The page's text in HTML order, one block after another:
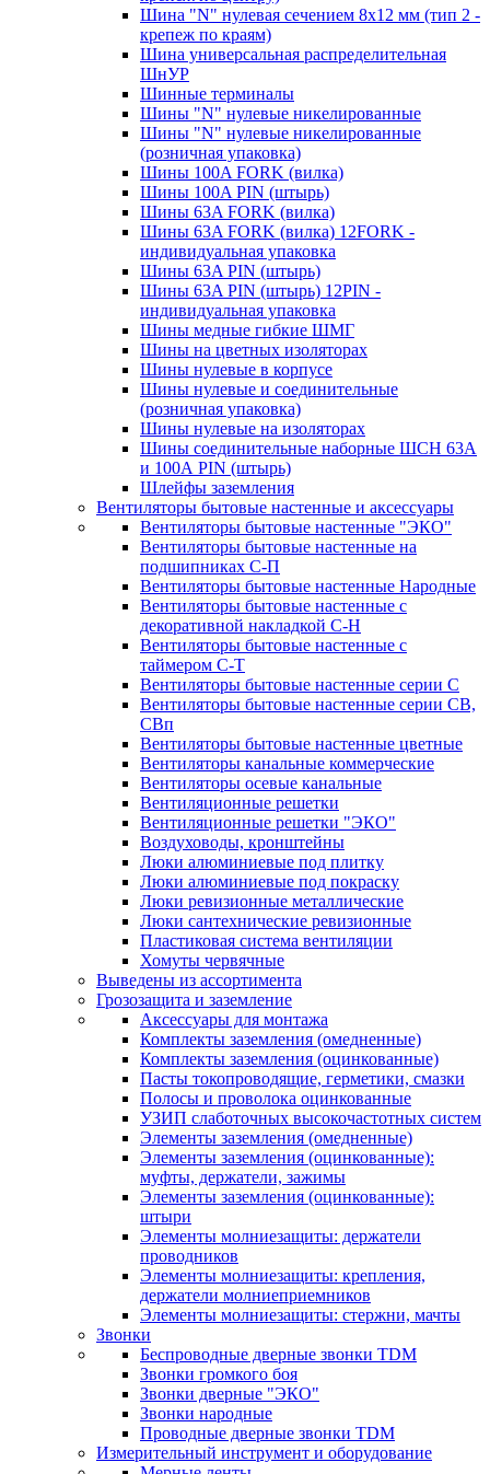
Шина "N" нулевая сечением 8х12 мм (тип 2 -
крепеж по краям)
Шина универсальная распределительная
ШнУР
Шинные терминалы
Шины "N" нулевые никелированные
Шины "N" нулевые никелированные
(розничная упаковка)
Шины 100A FORK (вилка)
Шины 100A PIN (штырь)
Шины 63A FORK (вилка)
Шины 63A FORK (вилка) 12FORK -
индивидуальная упаковка
Шины 63A PIN (штырь)
Шины 63A PIN (штырь) 12PIN -
индивидуальная упаковка
Шины медные гибкие ШМГ
Шины на цветных изоляторах
Шины нулевые в корпусе
Шины нулевые и соединительные
(розничная упаковка)
Шины нулевые на изоляторах
Шины соединительные наборные ШСН 63A
и 100А PIN (штырь)
Шлейфы заземления
Вентиляторы бытовые настенные и аксессуары
Вентиляторы бытовые настенные "ЭКО"
Вентиляторы бытовые настенные на
подшипниках С-П
Вентиляторы бытовые настенные Народные
Вентиляторы бытовые настенные с
декоративной накладкой С-Н
Вентиляторы бытовые настенные с
таймером С-Т
Вентиляторы бытовые настенные серии С
Вентиляторы бытовые настенные серии СВ,
СВп
Вентиляторы бытовые настенные цветные
Вентиляторы канальные коммерческие
Вентиляторы осевые канальные
Вентиляционные решетки
Вентиляционные решетки "ЭКО"
Воздуховоды, кронштейны
Люки алюминиевые под плитку
Люки алюминиевые под покраску
Люки ревизионные металлические
Люки сантехнические ревизионные
Пластиковая система вентиляции
Хомуты червячные
Выведены из ассортимента
Грозозащита и заземление
Аксессуары для монтажа
Комплекты заземления (омедненные)
Комплекты заземления (оцинкованные)
Пасты токопроводящие, герметики, смазки
Полосы и проволока оцинкованные
УЗИП слаботочных высокочастотных систем
Элементы заземления (омедненные)
Элементы заземления (оцинкованные):
муфты, держатели, зажимы
Элементы заземления (оцинкованные):
штыри
Элементы молниезащиты: держатели
проводников
Элементы молниезащиты: крепления,
держатели молниеприемников
Элементы молниезащиты: стержни, мачты
Звонки
Беспроводные дверные звонки TDM
Звонки громкого боя
Звонки дверные "ЭКО"
Звонки народные
Проводные дверные звонки TDM
Измерительный инструмент и оборудование